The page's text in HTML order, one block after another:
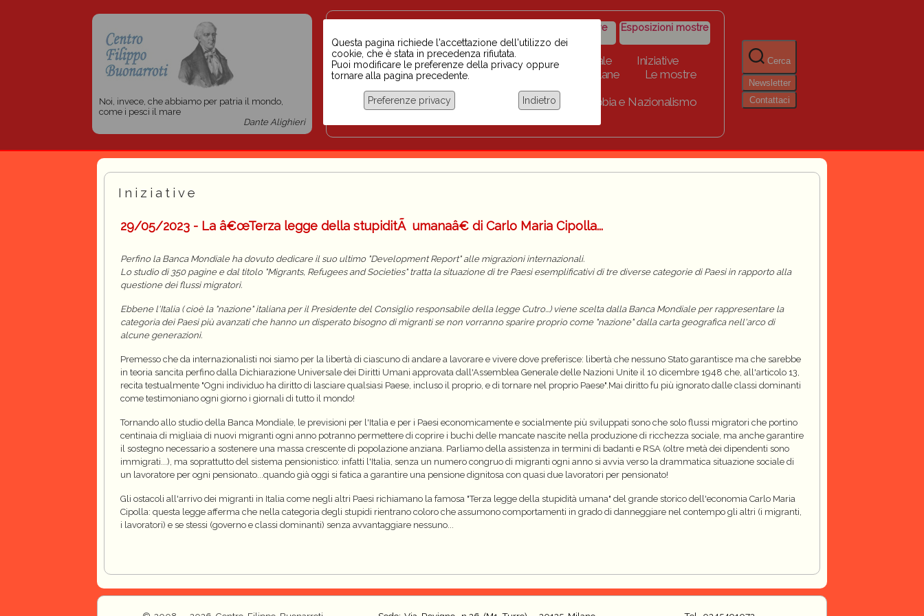
Noi, invece, che abbiamo per patria il mondo,
come i pesci il mare
Dante Alighieri
razzismo
iniziative
Storico iniziative Esposizioni mostre
Home Scuola BINARI Biblioteca digitale
Iniziative
Progetti per le scuole 2023-2024
Link Collane
Le mostre
Chi siamo
Coordinamento Docenti contro Razzismo, Xenofobia e Nazionalismo
Cerca
Newsletter
Contattaci
Questa pagina richiede l'accettazione dell'utilizzo dei
cookie, che è stata in precedenza rifiutata.
Puoi modificare le preferenze della privacy oppure
tornare alla pagina precedente.
Preferenze privacy Indietro
Iniziative
29/05/2023 - La â€œTerza legge della stupiditÃ umanaâ€ di Carlo Maria Cipolla...
Perfino la Banca Mondiale ha dovuto dedicare il suo ultimo "Development Report" alle migrazioni internazionali.
Lo studio di 350 pagine e dal titolo "Migrants, Refugees and Societies" tratta la situazione di tre Paesi esemplificativi di tre diverse categorie di Paesi in rapporto alla
questione dei flussi migratori.
Ebbene l'Italia ( cioè la "nazione" italiana per il Presidente del Consiglio responsabile della legge Cutro...) viene scelta dalla Banca Mondiale per rappresentare la
categoria dei Paesi più avanzati che hanno un disperato bisogno di migranti se non vorranno sparire proprio come "nazione" dalla carta geografica nell'arco di
alcune generazioni.
Premesso che da internazionalisti noi siamo per la libertà di ciascuno di andare a lavorare e vivere dove preferisce: libertà che nessuno Stato garantisce ma che sarebbe
in teoria sancita perfino dalla Dichiarazione Universale dei Diritti Umani approvata dall'Assemblea Generale delle Nazioni Unite il 10 dicembre 1948 che, all'articolo 13,
recita testualmente "Ogni individuo ha diritto di lasciare qualsiasi Paese, incluso il proprio, e di tornare nel proprio Paese".Mai diritto fu più ignorato dalle classi dominanti
come testimoniano ogni giorno i giornali di tutto il mondo!
Tornando allo studio della Banca Mondiale, le previsioni per l'Italia e per i Paesi economicamente e socialmente più sviluppati sono che solo flussi migratori che portino
centinaia di migliaia di nuovi migranti ogni anno potranno permettere di coprire i buchi delle mancate nascite nella produzione di ricchezza sociale, ma anche garantire
il sostegno necessario a sostenere una massa crescente di popolazione anziana. Parliamo della assistenza in termini di badanti e RSA (oltre metà dei dipendenti sono
immigrati...), ma soprattutto del sistema pensionistico: infatti l'Italia, senza un numero congruo di migranti ogni anno si avvia verso la drammatica situazione sociale di
un lavoratore per ogni pensionato...quando già oggi si fatica a garantire una pensione dignitosa con quasi due lavoratori per pensionato!
Gli ostacoli all'arrivo dei migranti in Italia come negli altri Paesi richiamano la famosa "Terza legge della stupidità umana" del grande storico dell'economia Carlo Maria
Cipolla: questa legge afferma che nella categoria degli stupidi rientrano coloro che assumono comportamenti in grado di danneggiare nel contempo gli altri (i migranti,
i lavoratori) e se stessi (governo e classi dominanti) senza avvantaggiare nessuno...